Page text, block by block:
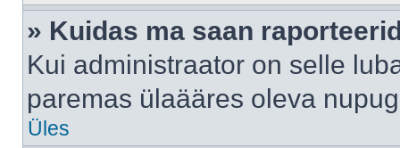
» Kuidas ma saan
Kui administraator on selle
paremas ülaääres oleva
Üles